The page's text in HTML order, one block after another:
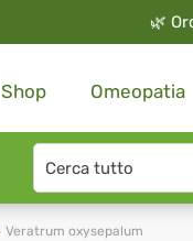
🌿
Shop Omeopatia
Search
type
Veratrum oxysepalum